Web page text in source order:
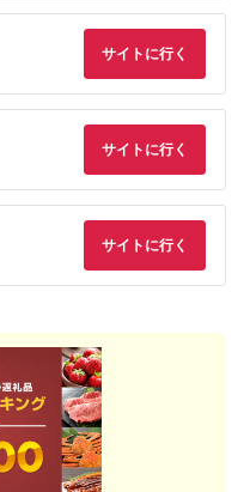
サイトに行く
サイトに行く
サイトに行く